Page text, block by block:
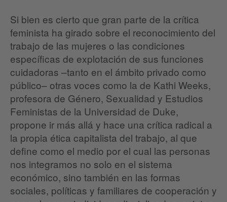
Si bien es cierto que gran parte de la crítica
feminista ha girado sobre el reconocimiento del
trabajo de las mujeres o las condiciones
específicas de explotación de sus funciones
cuidadoras –tanto en el ámbito privado como
público– otras voces como la de Kathi Weeks,
profesora de Género, Sexualidad y Estudios
Feministas de la Universidad de Duke,
propone ir más allá y hace una crítica radical a
la propia ética capitalista del trabajo, al que
define como el medio por el cual las personas
nos integramos no solo en el sistema
económico, sino también en las formas
sociales, políticas y familiares de cooperación y